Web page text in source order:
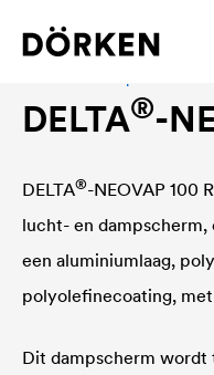
DELTA®-
DELTA®-NEOVAP 100
lucht- en
een aluminiumlaag,
polyolefinecoating, met
Dit dampscherm wordt